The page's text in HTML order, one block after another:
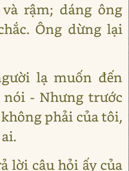
rậm; dáng ông
Ông dừng lại
lạ muốn đến
- Nhưng trước
phải của tôi,
lời câu hỏi ấy của